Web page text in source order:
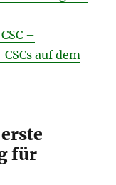
–
auf dem
für